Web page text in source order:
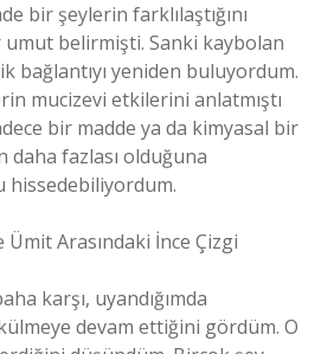
bir şeylerin farklılaştığını
belirmişti. Sanki kaybolan
bağlantıyı yeniden buluyordum.
mucizevi etkilerini anlatmıştı
bir madde ya da kimyasal bir
daha fazlası olduğuna
hissedebiliyordum.
Ümit Arasındaki İnce Çizgi
karşı, uyandığımda
devam ettiğini gördüm. O